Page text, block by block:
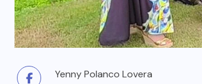
Yenny Polanco Lovera